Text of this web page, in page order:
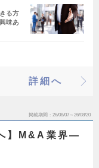
る方
味あ
詳細へ
掲載期間 26/08/07～26/08/20
】M&A業界―